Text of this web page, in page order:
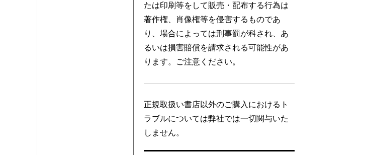
たは印刷等をして販売・配布する行為は
著作権、肖像権等を侵害するものであ
り、場合によっては刑事罰が科され、あ
るいは損害賠償を請求される可能性があ
ります。ご注意ください。
正規取扱い書店以外のご購入におけるト
ラブルについては弊社では一切関与いた
しません。